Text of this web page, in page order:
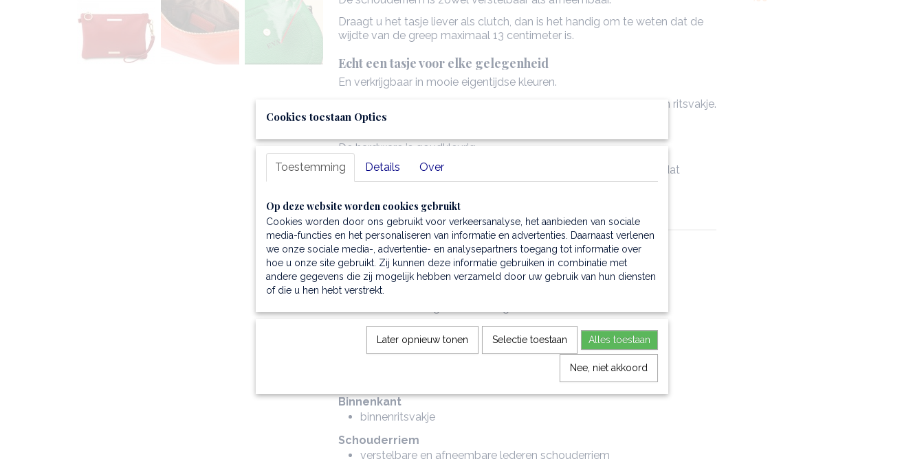
Draagt u het tasje liever als clutch, dan is het handig om te weten dat de
wijdte van de greep maximaal 13 centimeter is.
Echt een tasje voor elke gelegenheid
En verkrijgbaar in mooie eigentijdse kleuren.
1 compartiment en verder nog een ritsvakje.
De tas sluit met een ritssluiting.
De hardware is goudkleurig.
Deze clutch wordt geleverd met een beschermende stofzak, zodat
stofvrij opbergen verzekerd is.
Het tasje heeft een polyester voering.
Type
clutch
Samenstelling
en heeft een sterke polyester voering
Kenmerken
Binnenkant
binnenritsvakje
Schouderriem
verstelbare en afneembare lederen schouderriem
Cookies toestaan Opties
Toestemming Details Over
Op deze website worden cookies gebruikt
Cookies worden door ons gebruikt voor verkeersanalyse, het aanbieden van sociale
media-functies en het personaliseren van informatie en advertenties. Daarnaast verlenen
we onze sociale media-, advertentie- en analysepartners toegang tot informatie over
hoe u onze site gebruikt. Zij kunnen deze informatie gebruiken in combinatie met
andere gegevens die zij mogelijk hebben verzameld door uw gebruik van hun diensten
of die u hen hebt verstrekt.
Later opnieuw tonen Selectie toestaan Alles toestaan
Nee, niet akkoord